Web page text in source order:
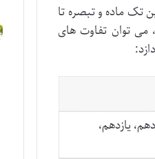
پرورش، به ویژه برای دوره متوسطه دوم در سال ۱۴۰۴، مرز بین تک ماده و تبصره تا
می توان تفاوت های
یازدهم،